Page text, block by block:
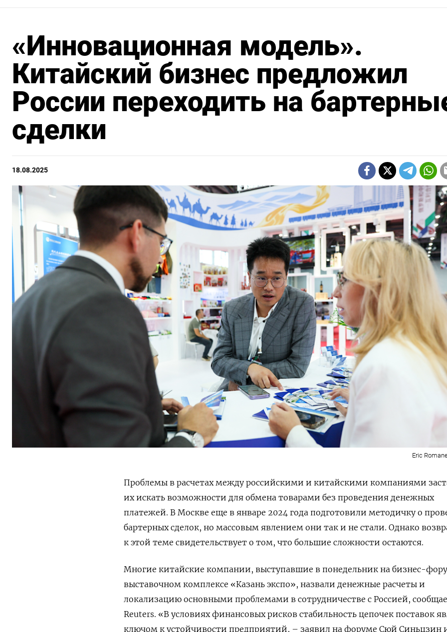
«Инновационная модель».
Китайский бизнес предложил
России переходить на
сделки
18.08.2025
Eric
Проблемы в расчетах между российскими и китайскими компаниями
их искать возможности для обмена товарами без проведения денежных
платежей. В Москве еще в январе 2024 года подготовили методичку о
бартерных сделок, но массовым явлением они так и не стали. Однако
к этой теме свидетельствует о том, что большие сложности остаются.
Многие китайские компании, выступавшие в понедельник на бизнес-
выставочном комплексе «Казань экспо», назвали денежные расчеты и
локализацию основными проблемами в сотрудничестве с Россией,
Reuters. «В условиях финансовых рисков стабильность цепочек поставок
ключом к устойчивости предприятий, – заявил на форуме Сюй Синьцзин